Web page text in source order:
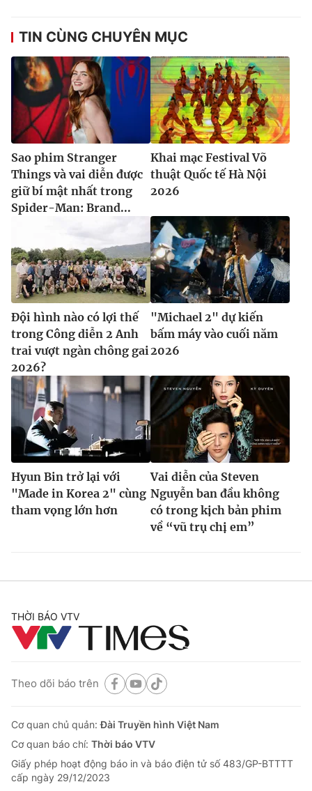
TIN CÙNG CHUYÊN MỤC
Sao phim Stranger
Things và vai diễn được
giữ bí mật nhất trong
Spider-Man: Brand...
Khai mạc Festival Võ
thuật Quốc tế Hà Nội
2026
Đội hình nào có lợi thế
trong Công diễn 2 Anh
trai vượt ngàn chông gai
2026?
"Michael 2" dự kiến
bấm máy vào cuối năm
2026
Hyun Bin trở lại với
"Made in Korea 2" cùng
tham vọng lớn hơn
Vai diễn của Steven
Nguyễn ban đầu không
có trong kịch bản phim
về “vũ trụ chị em”
THỜI BÁO VTV
Theo dõi báo trên
Cơ quan chủ quản:Đài Truyền hình Việt Nam
Cơ quan báo chí: Thời báo VTV
Giấy phép hoạt động báo in và báo điện tử số 483/GP-BTTTT
cấp ngày 29/12/2023